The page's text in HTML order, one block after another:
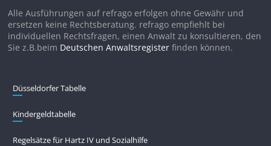
Alle Ausführungen auf refrago erfolgen ohne Gewähr und
ersetzen keine Rechtsberatung. refrago empfiehlt bei
individuellen Rechtsfragen, einen Anwalt zu konsultieren, den
Sie z.B.beim Deutschen Anwaltsregister finden können.
Düsseldorfer Tabelle
Kindergeldtabelle
Regelsätze für Hartz IV und Sozialhilfe